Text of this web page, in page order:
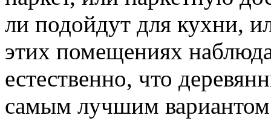
ли подойдут для кухни,
этих помещениях
естественно, что
самым лучшим